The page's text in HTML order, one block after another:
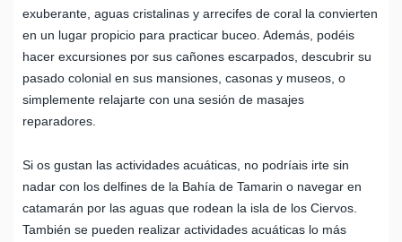
exuberante, aguas cristalinas y arrecifes de coral la convierten
en un lugar propicio para practicar buceo. Además, podéis
hacer excursiones por sus cañones escarpados, descubrir su
pasado colonial en sus mansiones, casonas y museos, o
simplemente relajarte con una sesión de masajes
reparadores.
Si os gustan las actividades acuáticas, no podríais irte sin
nadar con los delfines de la Bahía de Tamarin o navegar en
catamarán por las aguas que rodean la isla de los Ciervos.
También se pueden realizar actividades acuáticas lo más